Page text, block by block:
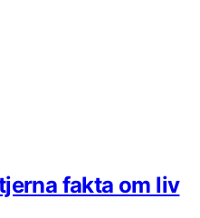
fakta om liv